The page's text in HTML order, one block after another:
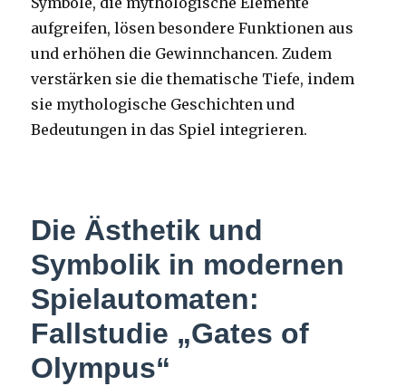
aufgreifen, lösen besondere Funktionen aus
und erhöhen die Gewinnchancen. Zudem
verstärken sie die thematische Tiefe, indem
sie mythologische Geschichten und
Bedeutungen in das Spiel integrieren.
Die Ästhetik und
Symbolik in modernen
Spielautomaten:
Fallstudie „Gates of
Olympus“